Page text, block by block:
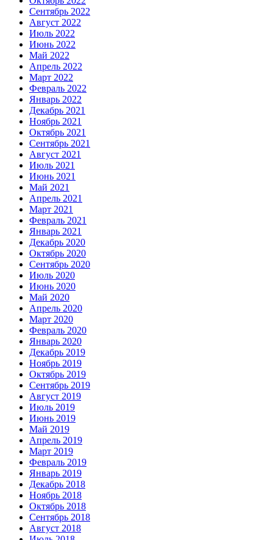
Сентябрь 2022
Август 2022
Июль 2022
Июнь 2022
Май 2022
Апрель 2022
Март 2022
Февраль 2022
Январь 2022
Декабрь 2021
Ноябрь 2021
Октябрь 2021
Сентябрь 2021
Август 2021
Июль 2021
Июнь 2021
Май 2021
Апрель 2021
Март 2021
Февраль 2021
Январь 2021
Декабрь 2020
Октябрь 2020
Сентябрь 2020
Июль 2020
Июнь 2020
Май 2020
Апрель 2020
Март 2020
Февраль 2020
Январь 2020
Декабрь 2019
Ноябрь 2019
Октябрь 2019
Сентябрь 2019
Август 2019
Июль 2019
Июнь 2019
Май 2019
Апрель 2019
Март 2019
Февраль 2019
Январь 2019
Декабрь 2018
Ноябрь 2018
Октябрь 2018
Сентябрь 2018
Август 2018